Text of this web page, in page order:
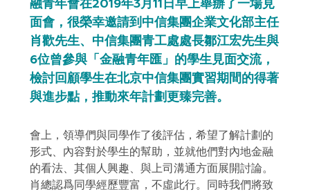
融青年會在2019年3月11日早上舉辦了一場見
面會，很榮幸邀請到中信集團企業文化部主任
肖歡先生、中信集團青工處處長鄒江宏先生與
6位曾參與「金融青年匯」的學生見面交流，
檢討回顧學生在北京中信集團實習期間的得著
與進步點，推動來年計劃更臻完善。
會上，領導們與同學作了後評估，希望了解計劃的
形式、內容對於學生的幫助，並就他們對內地金融
的看法、其個人興趣、與上司溝通方面展開討論。
肖總認爲同學經歷豐富，不虛此行。同時我們將致